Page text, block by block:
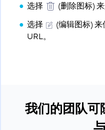
选择
(删除图标) 来
选择
(编辑图标)
URL。
我们的团队可